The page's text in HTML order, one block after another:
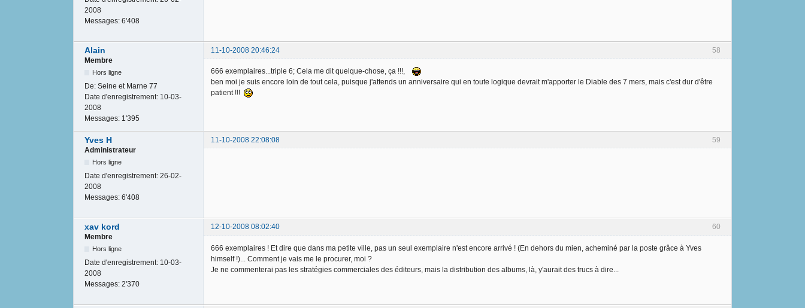
2008
Messages: 6'408
58
Alain
11-10-2008 20:46:24
Membre
Hors ligne
De: Seine et Marne 77
Date d'enregistrement: 10-03-
2008
Messages: 1'395
666 exemplaires...triple 6; Cela me dit quelque-chose, ça !!!,
ben moi je suis encore loin de tout cela, puisque j'attends un anniversaire qui en toute logique devrait m'apporter le Diable des 7 mers, mais c'est dur d'être
patient !!!
59
Yves H
11-10-2008 22:08:08
Administrateur
Hors ligne
Date d'enregistrement: 26-02-
2008
Messages: 6'408
60
xav kord
12-10-2008 08:02:40
Membre
Hors ligne
Date d'enregistrement: 10-03-
2008
Messages: 2'370
666 exemplaires ! Et dire que dans ma petite ville, pas un seul exemplaire n'est encore arrivé ! (En dehors du mien, acheminé par la poste grâce à Yves
himself !)... Comment je vais me le procurer, moi ?
Je ne commenterai pas les stratégies commerciales des éditeurs, mais la distribution des albums, là, y'aurait des trucs à dire...